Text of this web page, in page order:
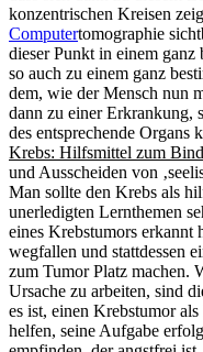
konzentrischen Kreisen
Computertomographie
dieser Punkt in einem ganz
so auch zu einem ganz
dem, wie der Mensch nun
dann zu einer Erkrankung,
des entsprechende Organs
Krebs: Hilfsmittel zum
und Ausscheiden von
Man sollte den Krebs als
unerledigten Lernthemen
eines Krebstumors erkannt
wegfallen und stattdessen
zum Tumor Platz machen.
Ursache zu arbeiten, sind
es ist, einen Krebstumor
helfen, seine Aufgabe